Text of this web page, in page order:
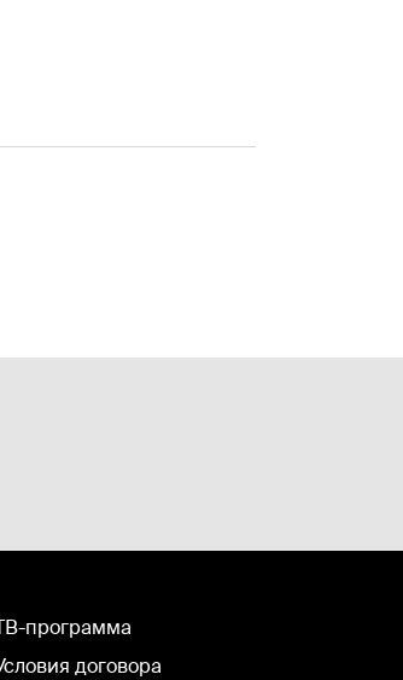
программа
договора